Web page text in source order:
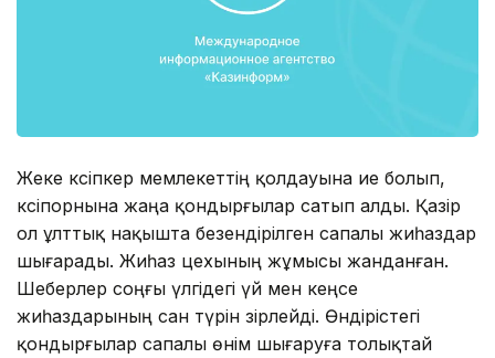
Жеке кәсіпкер мемлекеттің қолдауына ие болып,
кәсіпорнына жаңа қондырғылар сатып алды. Қазір
ол ұлттық нақышта безендірілген сапалы жиһаздар
шығарады. Жиһаз цехының жұмысы жанданған.
Шеберлер соңғы үлгідегі үй мен кеңсе
жиһаздарының сан түрін әзірлейді. Өндірістегі
қондырғылар сапалы өнім шығаруға толықтай